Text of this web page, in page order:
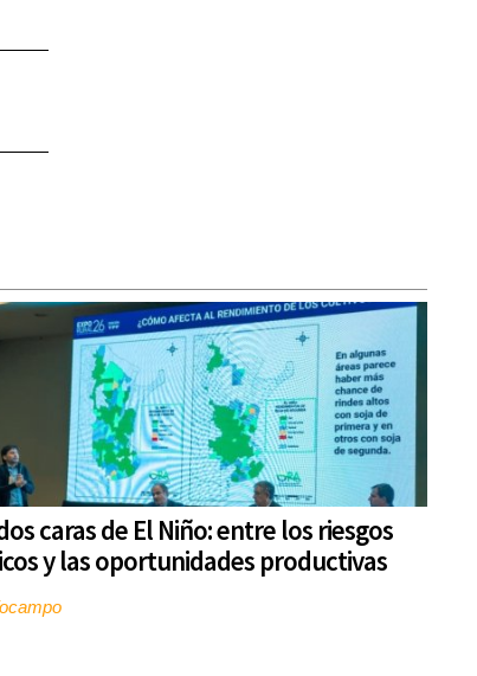
caras de El Niño: entre los riesgos
y las oportunidades productivas